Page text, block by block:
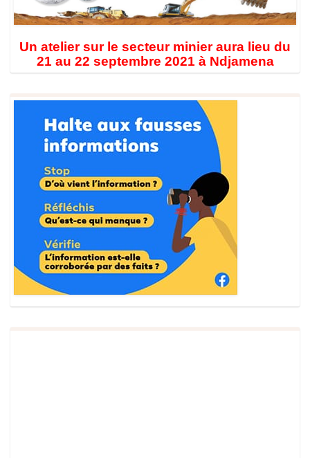
Un atelier sur le secteur minier aura lieu du
21 au 22 septembre 2021 à Ndjamena